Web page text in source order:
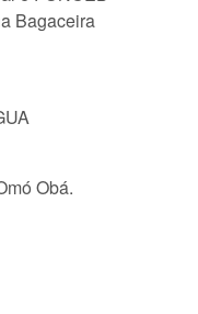
Bagaceira
Obá.